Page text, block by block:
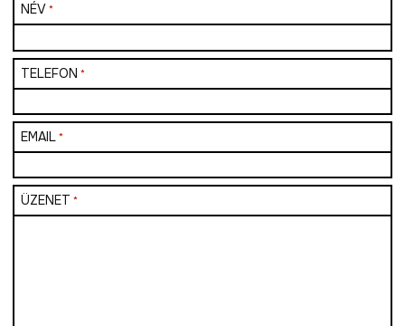
NÉV*
TELEFON *
EMAIL*
ÜZENET *